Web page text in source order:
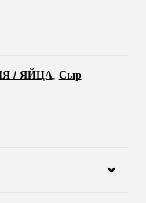
/ ЯЙЦА, Сыр